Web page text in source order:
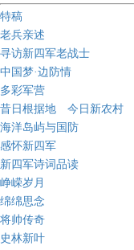
特稿
老兵亲述
寻访新四军老战士
中国梦·边防情
多彩军营
昔日根据地 今日新农村
海洋岛屿与国防
感怀新四军
新四军诗词品读
峥嵘岁月
绵绵思念
将帅传奇
史林新叶